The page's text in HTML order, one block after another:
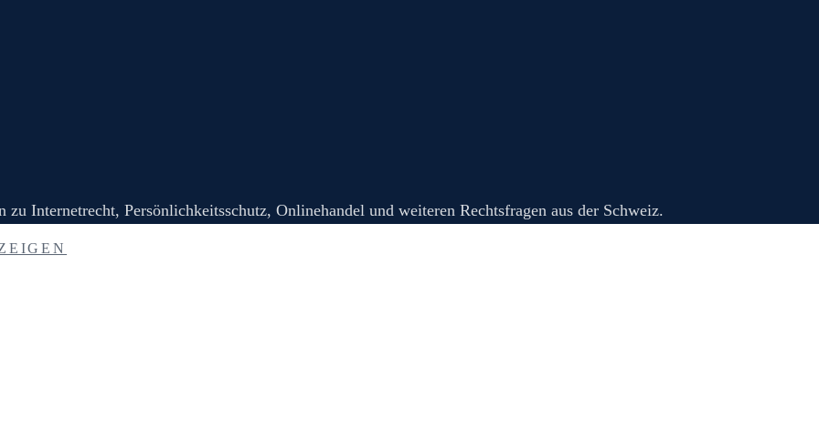
zu Internetrecht, Persönlichkeitsschutz, Onlinehandel und weiteren Rechtsfragen aus der Schweiz.